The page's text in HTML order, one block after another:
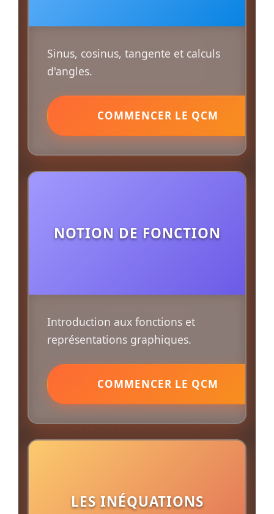
Sinus, cosinus, tangente et calculs
d'angles.
COMMENCER LE QCM
NOTION DE FONCTION
Introduction aux fonctions et
représentations graphiques.
COMMENCER LE QCM
LES INÉQUATIONS